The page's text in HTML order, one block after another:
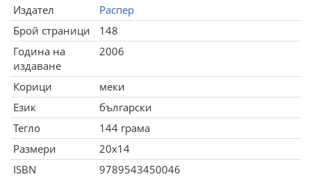
Издател
Распер
Брой страници
148
Година на
издаване
2006
Корици
меки
Език
български
Тегло
144 грама
Размери
20x14
ISBN
9789543450046